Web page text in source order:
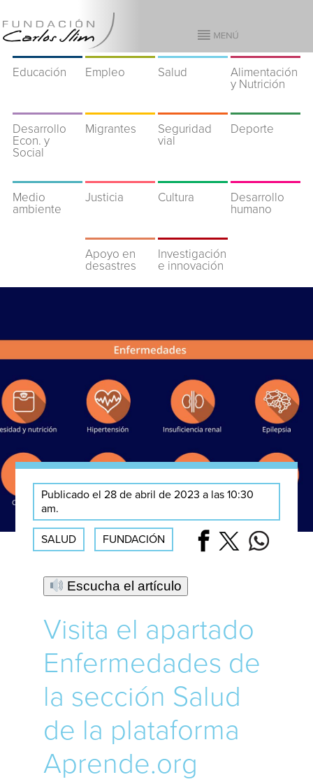
Educación Empleo Salud
Alimentación
y Nutrición
Desarrollo
Econ. y
Social
Migrantes
Seguridad
vial
Deporte
Medio
ambiente
Justicia Cultura
Desarrollo
humano
Apoyo en
desastres
Investigación
e innovación
Publicado el 28 de abril de 2023 a las 10:30
am.
SALUD FUNDACIÓN
Escucha el artículo
Visita el apartado
Enfermedades de
la sección Salud
de la plataforma
Aprende.org